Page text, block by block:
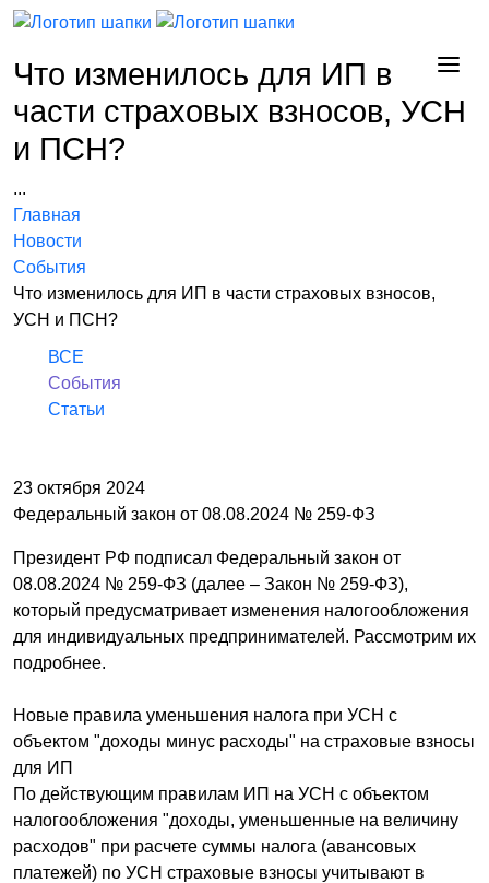
Что изменилось для ИП в
части страховых взносов, УСН
и ПСН?
...
Главная
Новости
События
Что изменилось для ИП в части страховых взносов,
УСН и ПСН?
ВСЕ
События
Статьи
23 октября 2024
Федеральный закон от 08.08.2024 № 259-ФЗ
Президент РФ подписал Федеральный закон от
08.08.2024 № 259-ФЗ (далее – Закон № 259-ФЗ),
который предусматривает изменения налогообложения
для индивидуальных предпринимателей. Рассмотрим их
подробнее.
Новые правила уменьшения налога при УСН с
объектом "доходы минус расходы" на страховые взносы
для ИП
По действующим правилам ИП на УСН с объектом
налогообложения "доходы, уменьшенные на величину
расходов" при расчете суммы налога (авансовых
платежей) по УСН страховые взносы учитывают в